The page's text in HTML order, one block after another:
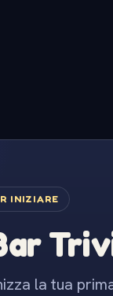
INIZIARE
la tua